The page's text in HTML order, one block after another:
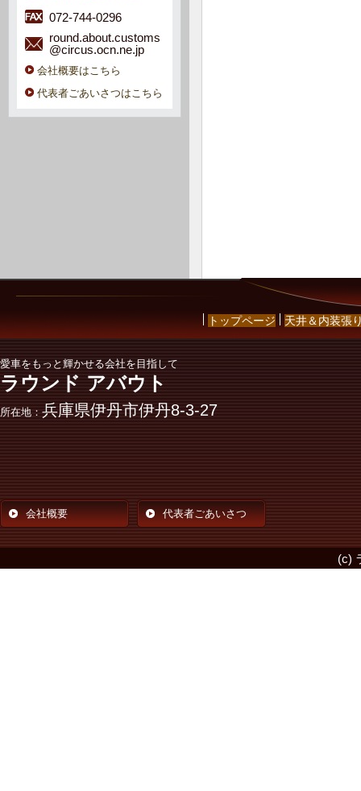
072-744-0296
round.about.customs
@circus.ocn.ne.jp
会社概要はこちら
代表者ごあいさつはこちら
トップページ 天井＆内装張
愛車をもっと輝かせる会社を目指して
ラウンド アバウト
所在地： 兵庫県伊丹市伊丹8-3-27
会社概要 代表者ごあいさつ
(c)